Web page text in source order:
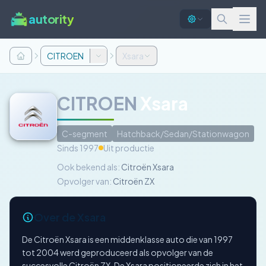
autority
CITROEN Xsara
CITROEN Xsara
C-segment
Hatchback/Sedan/Stationwagon
Sinds 1997 Uit productie
Ook bekend als: Citroën Xsara
Opvolger van: Citroën ZX
De Citroën Xsara is een middenklasse auto die van 1997
tot 2004 werd geproduceerd als opvolger van de